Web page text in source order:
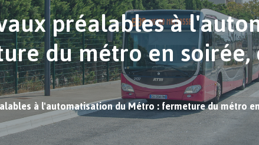
préalables à
du métro en
à l'automatisation du Métro : fermeture du métro